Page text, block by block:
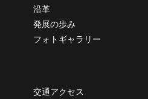
沿革
発展の歩み
フォトギャラリー
交通アクセス